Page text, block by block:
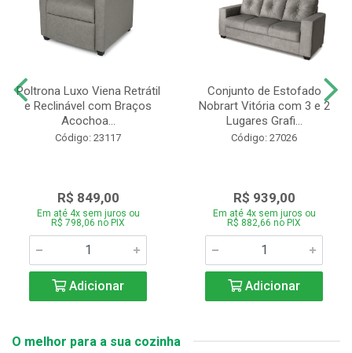
Poltrona Luxo Viena Retrátil
e Reclinável com Braços
Acochoa...
Código: 23117
R$ 849,00
Em até 4x sem juros ou
R$ 798,06 no PIX
Adicionar
Conjunto de Estofado
Nobrart Vitória com 3 e 2
Lugares Grafi...
Código: 27026
R$ 939,00
Em até 4x sem juros ou
R$ 882,66 no PIX
Adicionar
O melhor para a sua cozinha